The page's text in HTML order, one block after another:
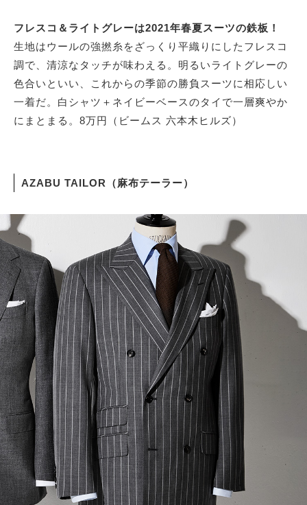
フレスコ＆ライトグレーは2021年春夏スーツの鉄板！
生地はウールの強撚糸をざっくり平織りにしたフレスコ
調で、清涼なタッチが味わえる。明るいライトグレーの
色合いといい、これからの季節の勝負スーツに相応しい
一着だ。白シャツ＋ネイビーベースのタイで一層爽やか
にまとまる。8万円（ビームス 六本木ヒルズ）
AZABU TAILOR（麻布テーラー）